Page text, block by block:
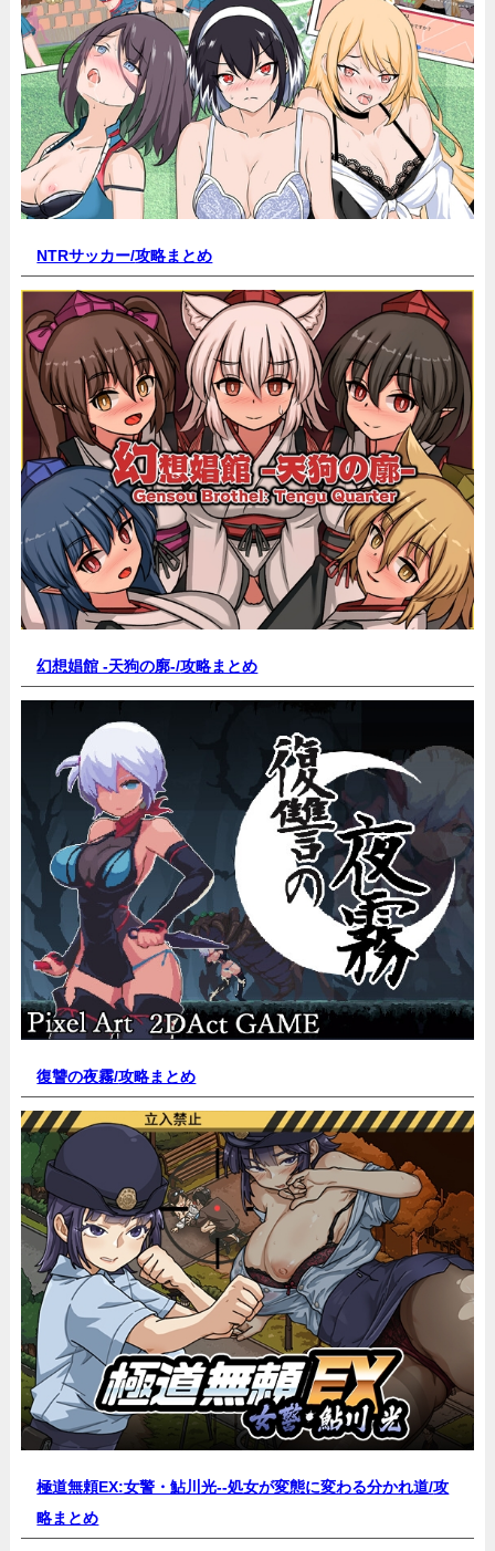
NTRサッカー/攻略まとめ
幻想娼館 -天狗の廓-/攻略まとめ
復讐の夜霧/攻略まとめ
極道無頼EX:女警・鮎川光--処女が変態に変わる分かれ道/攻
略まとめ